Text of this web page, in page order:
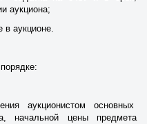
аукциона;
в аукционе.
аукционистом основных
начальной цены предмета